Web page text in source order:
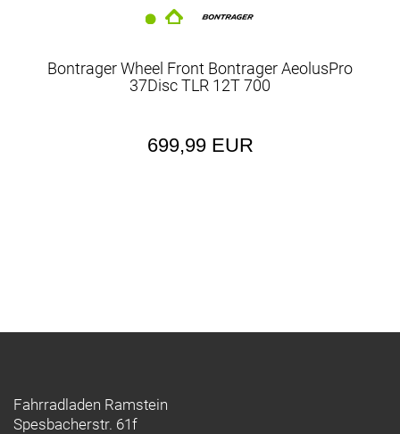
Bontrager Wheel Front Bontrager AeolusPro
37Disc TLR 12T 700
699,99 EUR
Fahrradladen Ramstein
Spesbacherstr. 61f